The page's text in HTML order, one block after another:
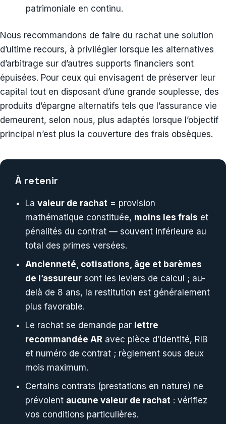
patrimoniale en continu.
Nous recommandons de faire du rachat une solution
d’ultime recours, à privilégier lorsque les alternatives
d’arbitrage sur d’autres supports financiers sont
épuisées. Pour ceux qui envisagent de préserver leur
capital tout en disposant d’une grande souplesse, des
produits d’épargne alternatifs tels que l’assurance vie
demeurent, selon nous, plus adaptés lorsque l’objectif
principal n’est plus la couverture des frais obsèques.
À retenir
La valeur de rachat = provision
mathématique constituée, moins les frais et
pénalités du contrat — souvent inférieure au
total des primes versées.
Ancienneté, cotisations, âge et barèmes
de l’assureur sont les leviers de calcul ; au-
delà de 8 ans, la restitution est généralement
plus favorable.
Le rachat se demande par lettre
recommandée AR avec pièce d’identité, RIB
et numéro de contrat ; règlement sous deux
mois maximum.
Certains contrats (prestations en nature) ne
prévoient aucune valeur de rachat : vérifiez
vos conditions particulières.